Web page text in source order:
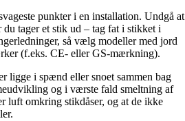
punkter i en installation. Undgå at
tager et stik ud – tag fat i stikket i
så vælg modeller med jord
(f.eks. CE- eller GS-mærkning).
ligge i spænd eller snoet sammen bag
og i værste fald smeltning af
luft omkring stikdåser, og at de ikke